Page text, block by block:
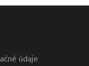
údaje